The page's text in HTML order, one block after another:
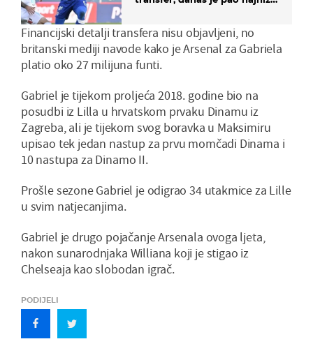
Financijski detalji transfera nisu objavljeni, no
britanski mediji navode kako je Arsenal za Gabriela
platio oko 27 milijuna funti.
Gabriel je tijekom proljeća 2018. godine bio na
posudbi iz Lilla u hrvatskom prvaku Dinamu iz
Zagreba, ali je tijekom svog boravka u Maksimiru
upisao tek jedan nastup za prvu momčadi Dinama i
10 nastupa za Dinamo II.
Prošle sezone Gabriel je odigrao 34 utakmice za Lille
u svim natjecanjima.
Gabriel je drugo pojačanje Arsenala ovoga ljeta,
nakon sunarodnjaka Williana koji je stigao iz
Chelseaja kao slobodan igrač.
PODIJELI